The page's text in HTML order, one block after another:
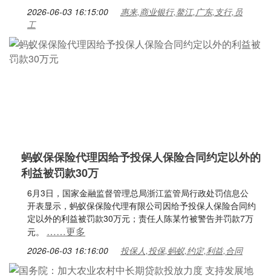
2026-06-03 16:15:00
惠来,商业银行,鳌江,广东,支行,员
工
蚂蚁保保险代理因给予投保人保险合同约定以外的
利益被罚款30万
6月3日，国家金融监督管理总局浙江监管局行政处罚信息公
开表显示，蚂蚁保保险代理有限公司因给予投保人保险合同约
定以外的利益被罚款30万元；责任人陈某竹被警告并罚款7万
元。 ……更多
2026-06-03 16:16:00 投保人,投保,蚂蚁,约定,利益,合同